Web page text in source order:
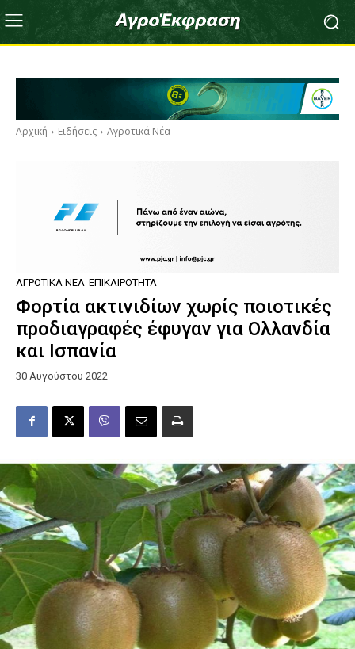
Αρχική Ειδήσεις Αγροτικά Νέα
ΑΓΡΟΤΙΚΆ ΝΈΑ ΕΠΙΚΑΙΡΌΤΗΤΑ
Φορτία ακτινιδίων χωρίς ποιοτικές
προδιαγραφές έφυγαν για Ολλανδία
και Ισπανία
30 Αυγούστου 2022